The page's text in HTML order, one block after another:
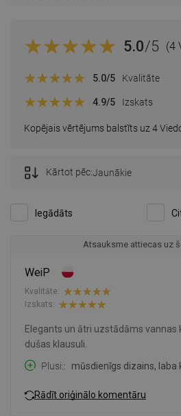
5.0/5 (4
Kopējais vērtējums balstīts uz 4
5.0/5 Kvalitāte
4.9/5 Izskats
Iegādāts
Kārtot pēc:Jaunākie
Atsauksme attiecas uz
WeiP
Kvalitāte:
Izskats:
Elegants un ātri uzstādāms vannas
dušas klausuli.
Plusi:
mūsdienīgs dizains, laba
Rādīt oriģinālo komentāru